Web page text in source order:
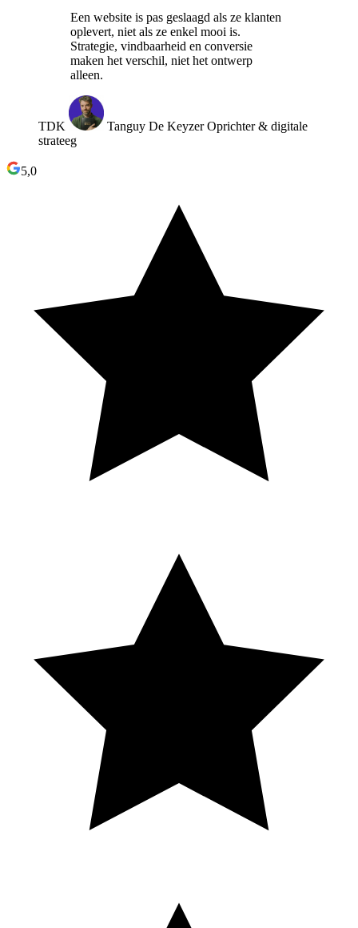
Een website is pas geslaagd als ze klanten
oplevert, niet als ze enkel mooi is.
Strategie, vindbaarheid en conversie
maken het verschil, niet het ontwerp
alleen.
TDK Tanguy De Keyzer Oprichter & digitale
strateeg
5,0